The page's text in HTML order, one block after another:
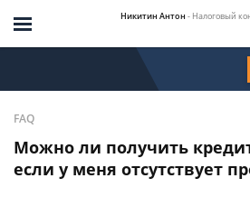
Никитин Антон - Налоговый
FAQ
Можно ли получить
если у меня отсутствует